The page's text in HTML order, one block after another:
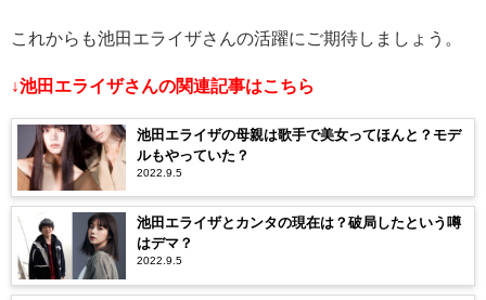
これからも池田エライザさんの活躍にご期待しましょう。
↓池田エライザさんの関連記事はこちら
池田エライザの母親は歌手で美女ってほんと？モデ
ルもやっていた？
2022.9.5
池田エライザとカンタの現在は？破局したという噂
はデマ？
2022.9.5